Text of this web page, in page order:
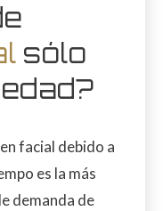
sólo
facial debido a
es la más
demanda de